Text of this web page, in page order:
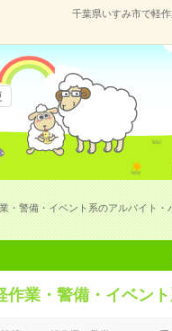
千葉県いすみ市で軽
・警備・イベント系のアルバイト・
作業・警備・イベン